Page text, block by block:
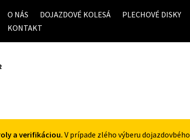
O NÁS DOJAZDOVÉ KOLESÁ PLECHOVÉ DISKY
KONTAKT
a verifikáciou. V prípade zlého výberu